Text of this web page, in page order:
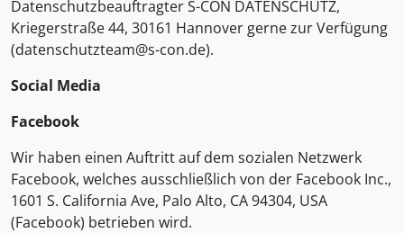
Datenschutzbeauftragter S-CON DATENSCHUTZ,
Kriegerstraße 44, 30161 Hannover gerne zur Verfügung
(datenschutzteam@s-con.de).
Social Media
Facebook
Wir haben einen Auftritt auf dem sozialen Netzwerk
Facebook, welches ausschließlich von der Facebook Inc.,
1601 S. California Ave, Palo Alto, CA 94304, USA
(Facebook) betrieben wird.